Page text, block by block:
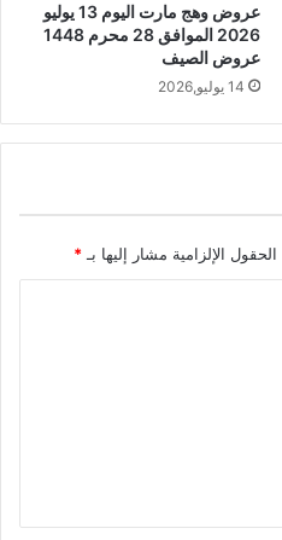
عروض وهج مارت اليوم 13 يوليو
2026 الموافق 28 محرم 1448
عروض الصيف
14 يوليو,2026
الحقول الإلزامية مشار إليها بـ *